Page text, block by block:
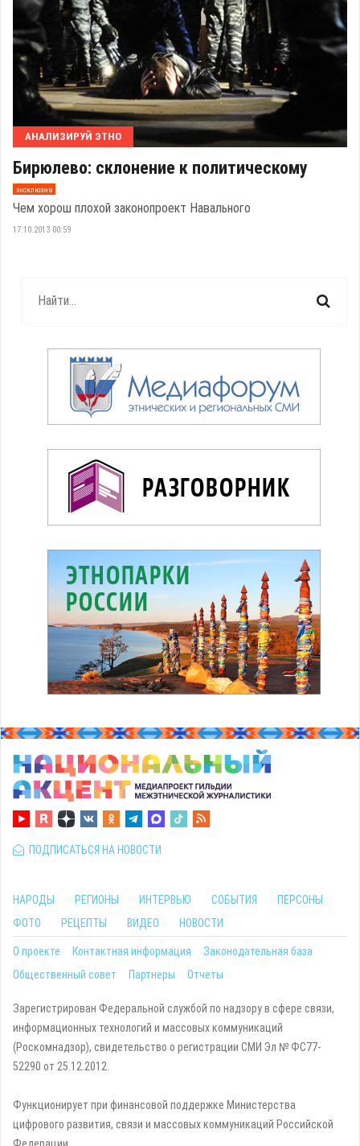
АНАЛИЗИРУЙ ЭТНО
Бирюлево: склонение к политическому
эксклюзив
Чем хорош плохой законопроект Навального
17.10.2013 00:59
ПОДПИСАТЬСЯ НА НОВОСТИ
НАРОДЫ РЕГИОНЫ ИНТЕРВЬЮ СОБЫТИЯ
ПЕРСОНЫ
ФОТО
РЕЦЕПТЫ ВИДЕО НОВОСТИ
О проекте Контактная информация
Законодательная база
Общественный совет
Партнеры Отчеты
Зарегистрирован Федеральной службой по надзору в сфере связи,
информационных технологий и массовых коммуникаций
(Роскомнадзор), свидетельство о регистрации СМИ Эл № ФС77-
52290 от 25.12.2012.
Функционирует при финансовой поддержке Министерства
цифрового развития, связи и массовых коммуникаций Российской